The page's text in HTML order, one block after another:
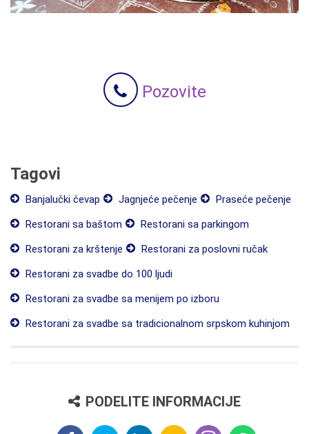
Pozovite
Tagovi
Banjalučki ćevap Jagnjeće pečenje
Praseće pečenje
Restorani sa baštom
Restorani sa parkingom
Restorani za krštenje
Restorani za poslovni ručak
Restorani za svadbe do 100 ljudi
Restorani za svadbe sa menijem po izboru
Restorani za svadbe sa tradicionalnom srpskom kuhinjom
PODELITE INFORMACIJE